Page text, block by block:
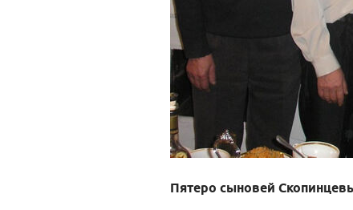
Пятеро сыновей